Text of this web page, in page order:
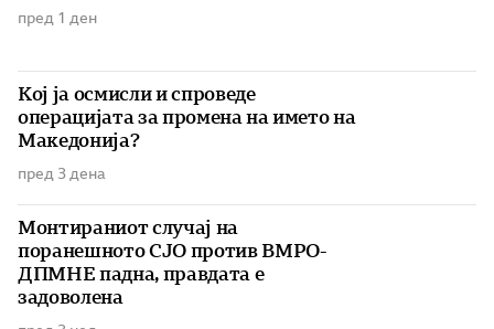
пред 1 ден
Кој ја осмисли и спроведе
операцијата за промена на името на
Македонија?
пред 3 дена
Монтираниот случај на
поранешното СЈО против ВМРО-
ДПМНЕ падна, правдата е
задоволена